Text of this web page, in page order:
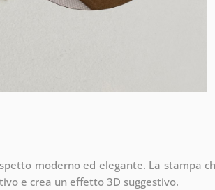
moderno ed elegante. La stampa
e crea un effetto 3D suggestivo.